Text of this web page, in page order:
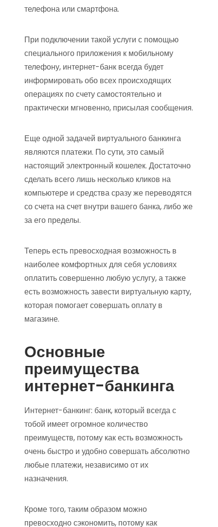
телефона или смартфона.
При подключении такой услуги с помощью
специального приложения к мобильному
телефону, интернет-банк всегда будет
информировать обо всех происходящих
операциях по счету самостоятельно и
практически мгновенно, присылая сообщения.
Еще одной задачей виртуального банкинга
являются платежи. По сути, это самый
настоящий электронный кошелек. Достаточно
сделать всего лишь несколько кликов на
компьютере и средства сразу же переводятся
со счета на счет внутри вашего банка, либо же
за его пределы.
Теперь есть превосходная возможность в
наиболее комфортных для себя условиях
оплатить совершенно любую услугу, а также
есть возможность завести виртуальную карту,
которая помогает совершать оплату в
магазине.
Основные
преимущества
интернет-банкинга
Интернет-банкинг: банк, который всегда с
тобой имеет огромное количество
преимуществ, потому как есть возможность
очень быстро и удобно совершать абсолютно
любые платежи, независимо от их
назначения.
Кроме того, таким образом можно
превосходно сэкономить, потому как